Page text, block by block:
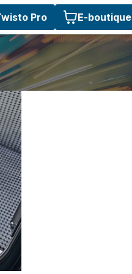
Pro E-boutique